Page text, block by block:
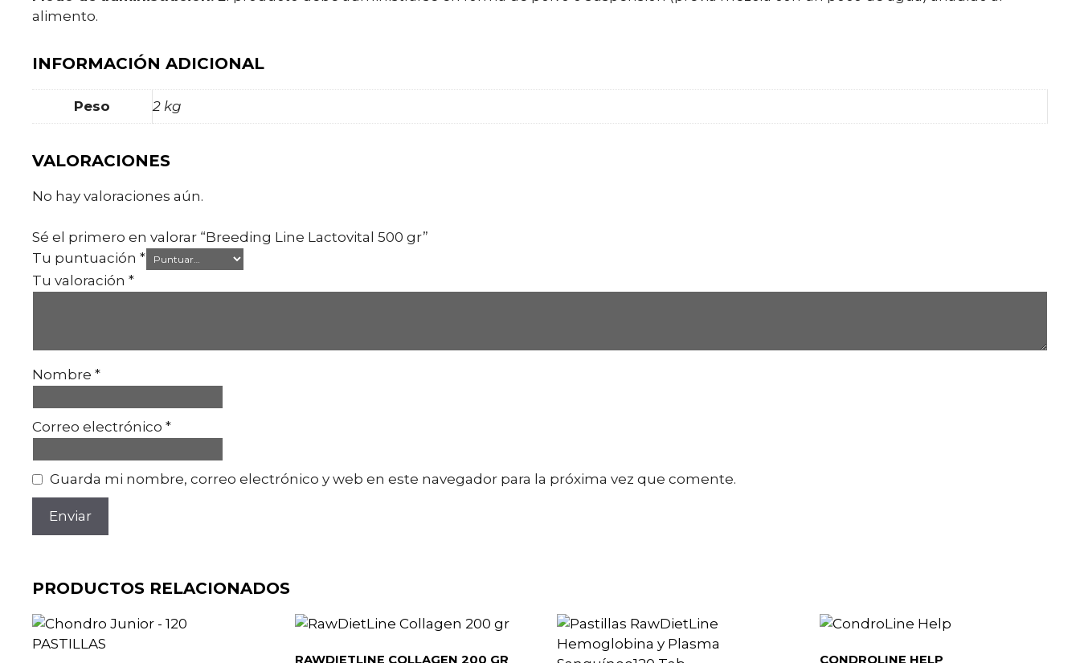
alimento.
INFORMACIÓN ADICIONAL
Peso 2 kg
VALORACIONES
No hay valoraciones aún.
Sé el primero en valorar “Breeding Line Lactovital 500 gr”
Tu puntuación *
Tu valoración *
Nombre *
Correo electrónico *
Guarda mi nombre, correo electrónico y web en este navegador para la próxima vez que comente.
PRODUCTOS RELACIONADOS
RAWDIETLINE COLLAGEN 200 GR
CONDROLINE HELP